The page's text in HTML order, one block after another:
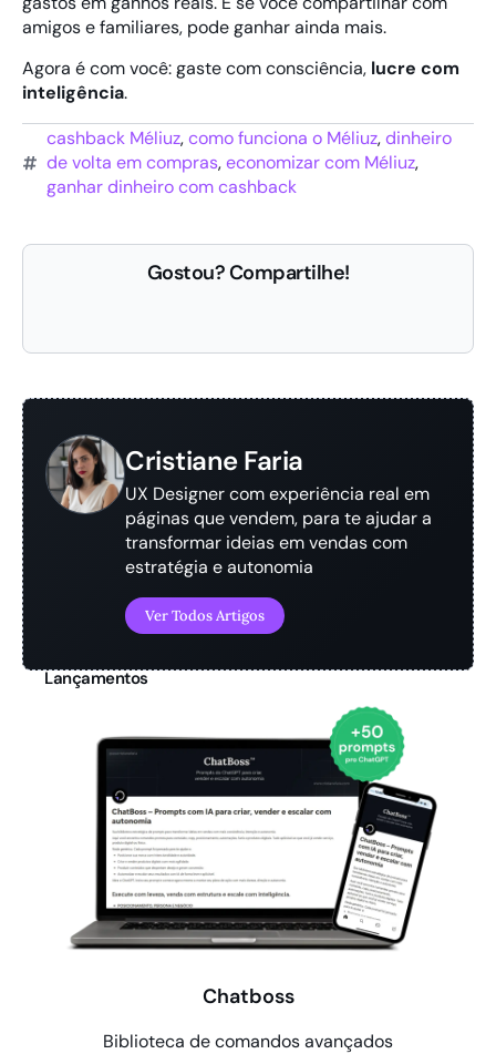
amigos e familiares, pode ganhar ainda mais.
Agora é com você: gaste com consciência, lucre com
inteligência.
cashback Méliuz,como funciona o Méliuz,dinheiro
de volta em compras,economizar com Méliuz,
ganhar dinheiro com cashback
Gostou? Compartilhe!
Cristiane Faria
UX Designer com experiência real em
páginas que vendem, para te ajudar a
transformar ideias em vendas com
estratégia e autonomia
Ver Todos Artigos
Lançamentos
Chatboss
Biblioteca de comandos avançados